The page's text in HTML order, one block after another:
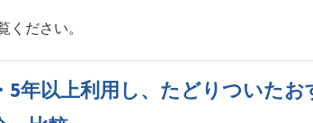
ください。
5年以上利用し、たどりついたお